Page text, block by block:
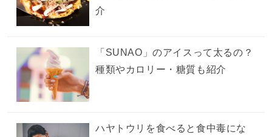
介
「SUNAO」のアイスって太るの？
種類やカロリー・糖質も紹介
ハヤトウリを食べると食中毒にな